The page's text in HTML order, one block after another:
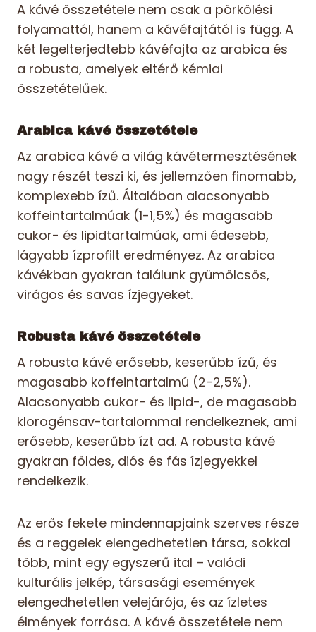
A kávé összetétele nem csak a pörkölési
folyamattól, hanem a kávéfajtától is függ. A
két legelterjedtebb kávéfajta az arabica és
a robusta, amelyek eltérő kémiai
összetételűek.
Arabica kávé összetétele
Az arabica kávé a világ kávétermesztésének
nagy részét teszi ki, és jellemzően finomabb,
komplexebb ízű. Általában alacsonyabb
koffeintartalmúak (1-1,5%) és magasabb
cukor- és lipidtartalmúak, ami édesebb,
lágyabb ízprofilt eredményez. Az arabica
kávékban gyakran találunk gyümölcsös,
virágos és savas ízjegyeket.
Robusta kávé összetétele
A robusta kávé erősebb, keserűbb ízű, és
magasabb koffeintartalmú (2-2,5%).
Alacsonyabb cukor- és lipid-, de magasabb
klorogénsav-tartalommal rendelkeznek, ami
erősebb, keserűbb ízt ad. A robusta kávé
gyakran földes, diós és fás ízjegyekkel
rendelkezik.
Az erős fekete mindennapjaink szerves része
és a reggelek elengedhetetlen társa, sokkal
több, mint egy egyszerű ital – valódi
kulturális jelkép, társasági események
elengedhetetlen velejárója, és az ízletes
élmények forrása. A kávé összetétele nem